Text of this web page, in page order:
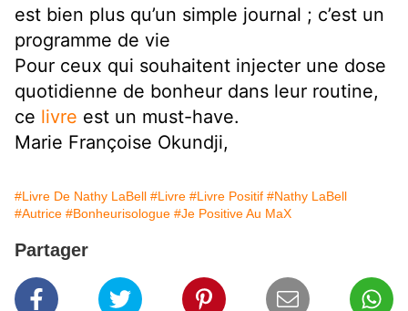
est bien plus qu’un simple journal ; c’est un
programme de vie
Pour ceux qui souhaitent injecter une dose
quotidienne de bonheur dans leur routine,
ce livre est un must-have.
Marie Françoise Okundji,
#Livre De Nathy LaBell #Livre #Livre Positif #Nathy LaBell
#Autrice #Bonheurisologue #Je Positive Au MaX
Partager